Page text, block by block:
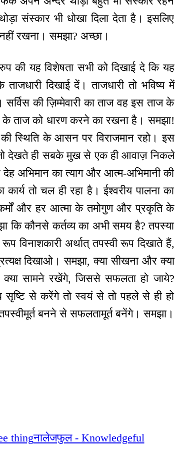
संस्कार भी धोखा दिला देता है। इसलिए
रखना। समझा? अच्छा।
की यह विशेषता सभी को दिखाई दे कि यह
दिखाई दें। ताजधारी तो भविष्य में
की ज़िम्मेवारी का ताज वह इस ताज के
के ताज को धारण करने का रखना है। समझा!
स्थिति के आसन पर विराजमान रहो। इस
देखते ही सबके मुख से एक ही आवाज़ निकले
अभिमान का त्याग और आत्म-अभिमानी की
तो चल ही रहा है। ईश्वरीय पालना का
और हर आत्मा के तमोगुण और प्रकृति के
कि कौनसे कर्तव्य का अभी समय है? तपस्या
विनाशकारी अर्थात् तपस्वी रूप दिखाते हैं,
दिखाओ। समझा, क्या सीखना और क्या
सामने रखेंगे, जिससे सफलता हो जाये?
से करेंगे तो स्वयं से तो पहले से ही हो
बनने से सफलतामूर्त बनेंगे। समझा।
thingनालेजफुल - Knowledgeful